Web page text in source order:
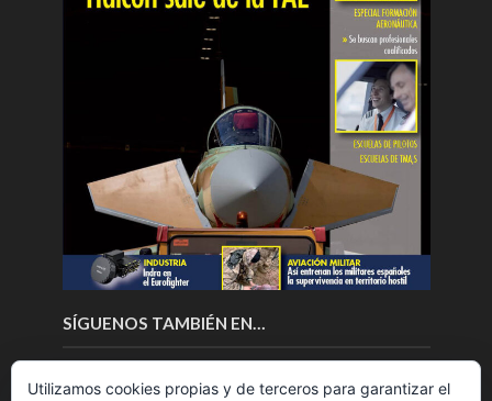
SÍGUENOS TAMBIÉN EN…
Utilizamos cookies propias y de terceros para garantizar el